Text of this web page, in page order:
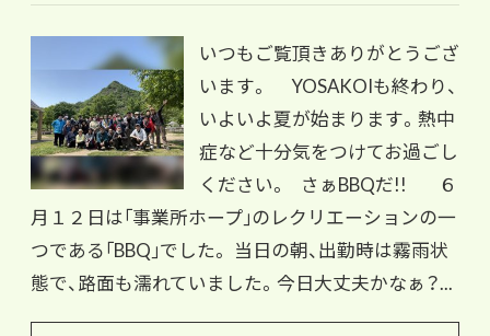
いつもご覧頂きありがとうござ
います。 YOSAKOIも終わり、
いよいよ夏が始まります。熱中
症など十分気をつけてお過ごし
ください。 さぁBBQだ!! ６
月１２日は｢事業所ホープ｣のレクリエーションの一
つである｢BBQ｣でした。 当日の朝、出勤時は霧雨状
態で、路面も濡れていました。今日大丈夫かなぁ？...